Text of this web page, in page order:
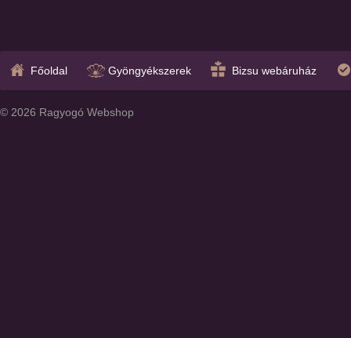
Főoldal Gyöngyékszerek Bizsu webáruház
© 2026 Ragyogó Webshop